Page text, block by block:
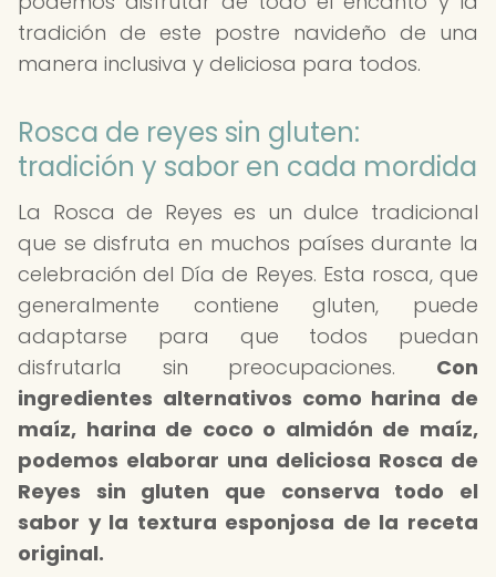
tradición de este postre navideño de una
manera inclusiva y deliciosa para todos.
Rosca de reyes sin gluten:
tradición y sabor en cada mordida
La Rosca de Reyes es un dulce tradicional
que se disfruta en muchos países durante la
celebración del Día de Reyes. Esta rosca, que
generalmente contiene gluten, puede
adaptarse para que todos puedan
disfrutarla sin preocupaciones. Con
ingredientes alternativos como harina de
maíz, harina de coco o almidón de maíz,
podemos elaborar una deliciosa Rosca de
Reyes sin gluten que conserva todo el
sabor y la textura esponjosa de la receta
original.